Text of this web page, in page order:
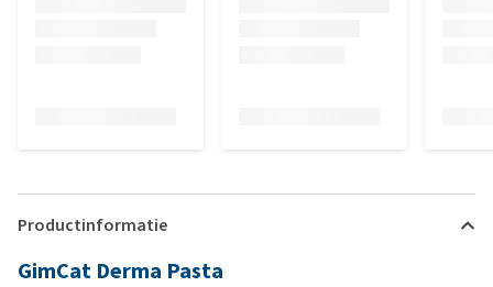
Productinformatie
GimCat Derma Pasta